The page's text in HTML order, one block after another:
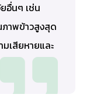
อื่นๆ เช่น
าพข้าวสูงสุด
เสียหายและ